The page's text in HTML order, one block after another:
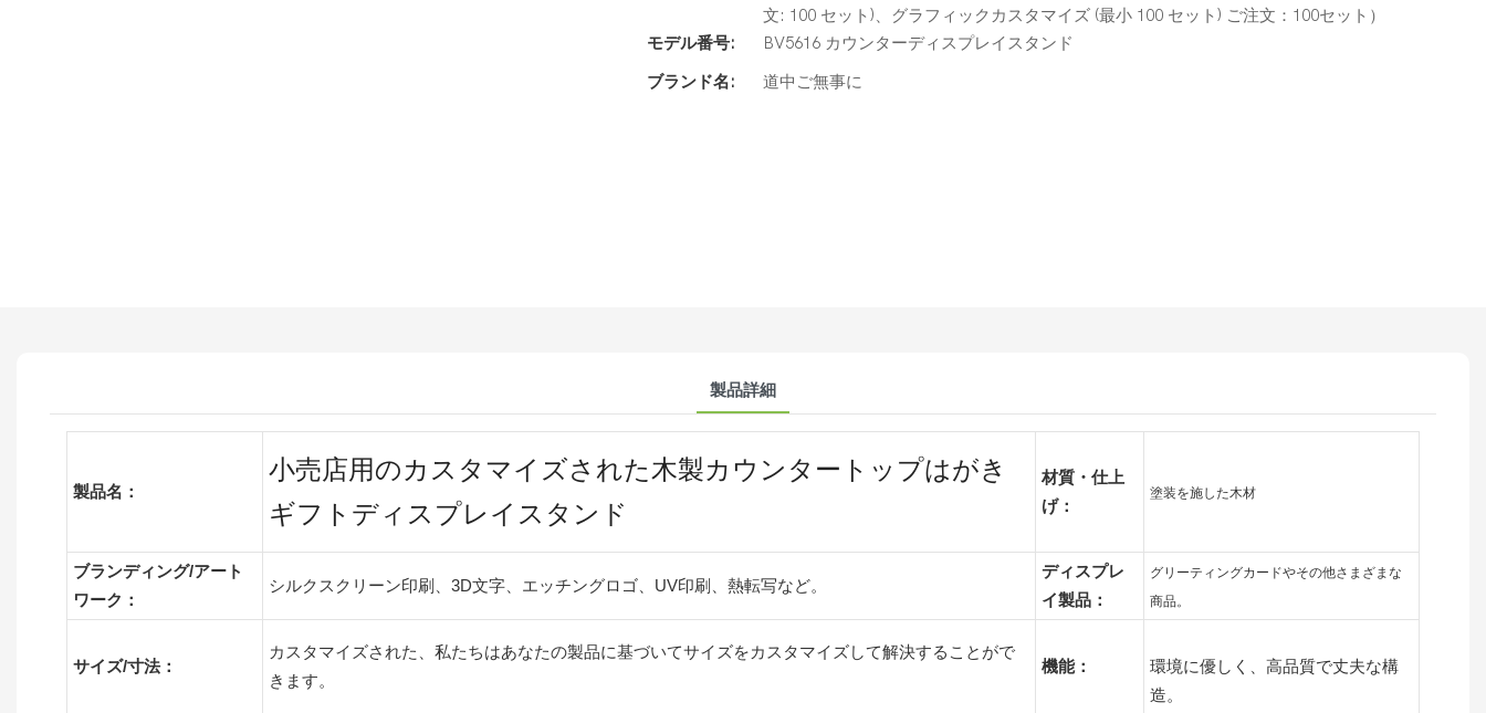
文: 100 セット)、グラフィックカスタマイズ (最小 100 セット) ご注文：100セット）
モデル番号:
BV5616 カウンターディスプレイスタンド
ブランド名:
道中ご無事に
製品詳細
製品名：
小売店用のカスタマイズされた木製カウンタートップはがき
ギフトディスプレイスタンド
材質・仕上
げ：
塗装を施した木材
ブランディング/アート
ワーク：
シルクスクリーン印刷、3D文字、エッチングロゴ、UV印刷、熱転写など。
ディスプレ
イ製品：
グリーティングカードやその他さまざまな
商品。
サイズ/寸法：
カスタマイズされた、私たちはあなたの製品に基づいてサイズをカスタマイズして解決することがで
きます。
機能：
環境に優しく、高品質で丈夫な構
造。